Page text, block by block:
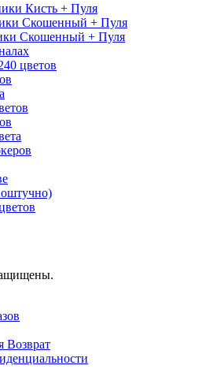
Кисть + Пуля
Скошенный + Пуля
Скошенный + Пуля
цветов
Возврат